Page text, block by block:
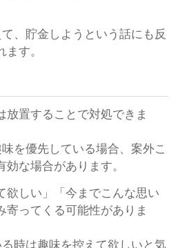
、貯金しようという話にも反
ます。
放置することで対処できま
を優先している場合、案外こ
な場合があります。
欲しい」「今までこんな思い
寄ってくる可能性がありま
時は趣味を控えて欲しいと気